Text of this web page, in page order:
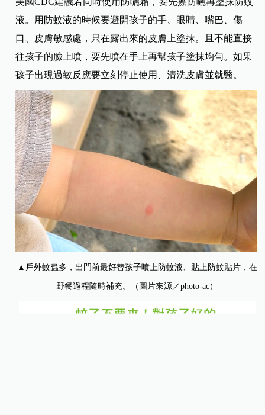
液。用防蚊液的時候要避開孩子的手、眼睛、嘴巴、傷
口、皮膚敏感處，只在露出來的皮膚上塗抹。且不能直接
往孩子的臉上噴，要先噴在手上再幫孩子塗抹均勻。如果
孩子出現過敏反應要立刻停止使用、清洗皮膚並就醫。
▲戶外蚊蟲多，出門前最好替孩子噴上防蚊液、貼上防蚊貼片，在
野餐過程隨時補充。（圖片來源／photo-ac）